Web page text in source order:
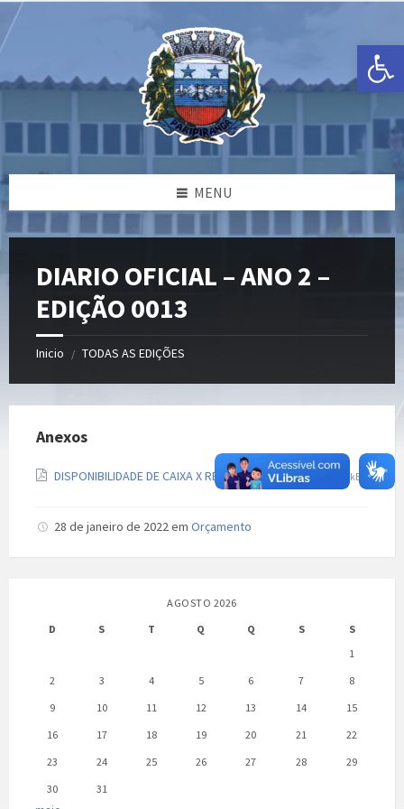
Open toolbar
Ir
para
o
conteúdo
Pular
para
a
barra
lateral
esquerda
Pular
para
o
rodapé
MENU
DIARIO OFICIAL – ANO 2 –
EDIÇÃO 0013
Inicio / TODAS AS EDIÇÕES
Anexos
DISPONIBILIDADE DE CAIXA X RESTOS A PAGAR 2021
Extensão
de
Tamanho
do
610 kB
28 de janeiro de 2022em Orçamento
AGOSTO 2026
D
S T Q Q S
S
1
2
3 4 5 6 7
8
9
10 11 12 13 14
15
16
17 18 19 20 21
22
23
24 25 26 27 28
29
30
31